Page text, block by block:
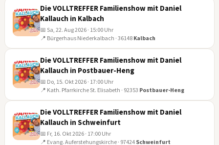
AUG
Die VOLLTREFFER Familienshow mit Daniel
Kallauch in Kalbach
📅 Sa, 22. Aug 2026 · 15:00 Uhr
📍 Bürgerhaus Niederkalbach · 36148 Kalbach
OKT
Die VOLLTREFFER Familienshow mit Daniel
Kallauch in Postbauer-Heng
📅 Do, 15. Okt 2026 · 17:00 Uhr
📍 Kath. Pfarrkirche St. Elisabeth · 92353 Postbauer-Heng
Die VOLLTREFFER Familienshow mit Daniel
Kallauch in Schweinfurt
📅 Fr, 16. Okt 2026 · 17:00 Uhr
📍 Evang. Auferstehungskirche · 97424 Schweinfurt